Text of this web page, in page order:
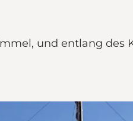
und entlang des